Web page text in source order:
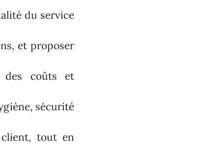
du service
et proposer
des coûts et
sécurité
tout en